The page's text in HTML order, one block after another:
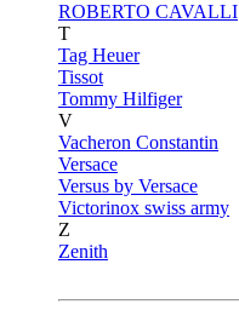
ROBERTO CAVALLI
T
Tag Heuer
Tissot
Tommy Hilfiger
V
Vacheron Constantin
Versace
Versus by Versace
Victorinox swiss army
Z
Zenith